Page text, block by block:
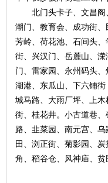
北门头卡子、文昌阁、
潮门、教育会、成功街
芳岭、荷花池、石间头
街、兴汉门、岳麓山、
门、雷家园、永州码头
湖港、东瓜山、下六铺
城马路、大雨厂坪、上
街、桂花井。小古道巷
路、韭菜园、南元宫、
田、浏正街、菊影园、
角、稻谷仓、风神庙、